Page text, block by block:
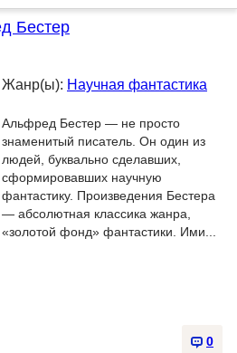
Бестер
Жанр(ы): Научная фантастика
Альфред Бестер — не просто
знаменитый писатель. Он один из
людей, буквально сделавших,
сформировавших научную
фантастику. Произведения Бестера
— абсолютная классика жанра,
«золотой фонд» фантастики. Ими...
0